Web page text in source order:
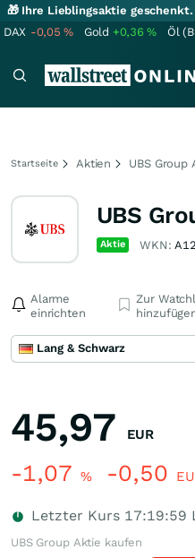
🎁 Ihre Lieblingsaktie
DAX -0,05% Gold +0,36% Öl
Startseite Aktien UBS Group
UBS
Aktie WKN:
Alarme
einrichten
Zur
Lang & Schwarz
45,97 EUR
-1,07 % -0,50
Letzter Kurs 17:19:59
UBS Group Aktie kaufen